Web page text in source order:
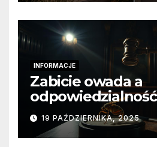
INFORMACJE
Zabicie owada a
wygląda to w
19 PAŹDZIERNIKA, 2025